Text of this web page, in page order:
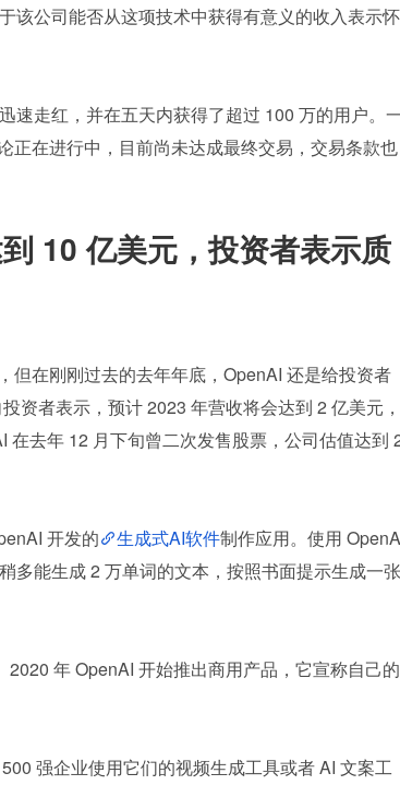
该公司能否从这项技术中获得有意义的收入表示怀
速走红，并在五天内获得了超过 100 万的用户。
正在进行中，目前尚未达成最终交易，交易条款也
10 亿美元，投资者表示质
但在刚刚过去的去年年底，OpenAI 还是给投资者
资者表示，预计 2023 年营收将会达到 2 亿美元，
去年 12 月下旬曾二次发售股票，公司估值达到
开发的 生成式AI软件制作应用。使用
多能生成 2 万单词的文本，按照书面提示生成一张
年 OpenAI 开始推出商用产品，它宣称自己的
强企业使用它们的视频生成工具或者 AI 文案工